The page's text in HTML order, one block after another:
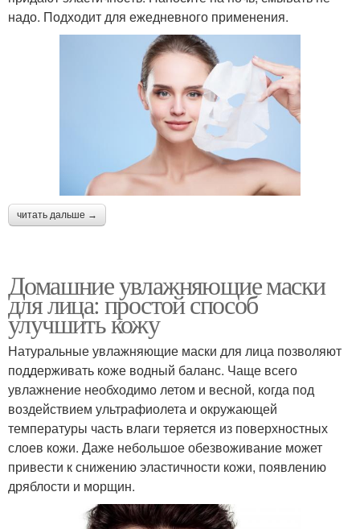
надо. Подходит для ежедневного применения.
читать дальше →
Домашние увлажняющие маски
для лица: простой способ
улучшить кожу
Натуральные увлажняющие маски для лица позволяют
поддерживать коже водный баланс. Чаще всего
увлажнение необходимо летом и весной, когда под
воздействием ультрафиолета и окружающей
температуры часть влаги теряется из поверхностных
слоев кожи. Даже небольшое обезвоживание может
привести к снижению эластичности кожи, появлению
дряблости и морщин.